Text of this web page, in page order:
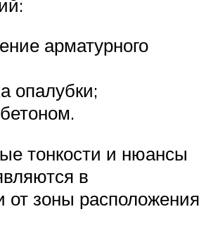
арматурного
опалубки;
тонкости и нюансы
в
от зоны расположения